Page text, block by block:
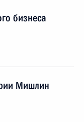
бизнеса
Мишлин